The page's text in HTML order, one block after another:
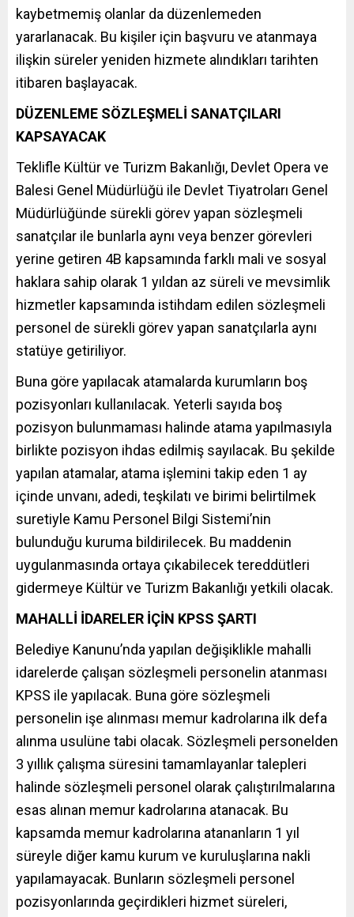
kaybetmemiş olanlar da düzenlemeden
yararlanacak. Bu kişiler için başvuru ve atanmaya
ilişkin süreler yeniden hizmete alındıkları tarihten
itibaren başlayacak.
DÜZENLEME SÖZLEŞMELİ SANATÇILARI
KAPSAYACAK
Teklifle Kültür ve Turizm Bakanlığı, Devlet Opera ve
Balesi Genel Müdürlüğü ile Devlet Tiyatroları Genel
Müdürlüğünde sürekli görev yapan sözleşmeli
sanatçılar ile bunlarla aynı veya benzer görevleri
yerine getiren 4B kapsamında farklı mali ve sosyal
haklara sahip olarak 1 yıldan az süreli ve mevsimlik
hizmetler kapsamında istihdam edilen sözleşmeli
personel de sürekli görev yapan sanatçılarla aynı
statüye getiriliyor.
Buna göre yapılacak atamalarda kurumların boş
pozisyonları kullanılacak. Yeterli sayıda boş
pozisyon bulunmaması halinde atama yapılmasıyla
birlikte pozisyon ihdas edilmiş sayılacak. Bu şekilde
yapılan atamalar, atama işlemini takip eden 1 ay
içinde unvanı, adedi, teşkilatı ve birimi belirtilmek
suretiyle Kamu Personel Bilgi Sistemi’nin
bulunduğu kuruma bildirilecek. Bu maddenin
uygulanmasında ortaya çıkabilecek tereddütleri
gidermeye Kültür ve Turizm Bakanlığı yetkili olacak.
MAHALLİ İDARELER İÇİN KPSS ŞARTI
Belediye Kanunu’nda yapılan değişiklikle mahalli
idarelerde çalışan sözleşmeli personelin atanması
KPSS ile yapılacak. Buna göre sözleşmeli
personelin işe alınması memur kadrolarına ilk defa
alınma usulüne tabi olacak. Sözleşmeli personelden
3 yıllık çalışma süresini tamamlayanlar talepleri
halinde sözleşmeli personel olarak çalıştırılmalarına
esas alınan memur kadrolarına atanacak. Bu
kapsamda memur kadrolarına atananların 1 yıl
süreyle diğer kamu kurum ve kuruluşlarına nakli
yapılamayacak. Bunların sözleşmeli personel
pozisyonlarında geçirdikleri hizmet süreleri,